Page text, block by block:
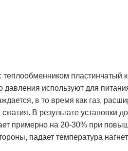
пластинчатый
давления используют для
в то время как газ,
В результате установки
примерно на 20-30% при
падает температура